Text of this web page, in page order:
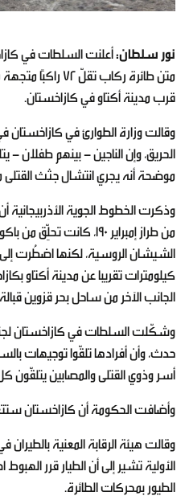
نور سلطان:
متن طائرة ركاب
قرب مدينة أكتاو في كازاخستان.
وقالت وزارة الطوارئ في كازاخستان
الحريق، وإن الناجين - بينهم طفلان
موضحة أنه يجري انتشال جثث القتلى
من طراز إمبراير 190، كانت
الشيشان الروسية، لكنها اضطُرت
كيلومترات تقريبا عن مدينة أكتاو
الجانب الآخر من ساحل بحر قزوين
وشكّلت السلطات في كازاخستان
حدث، وأن أفرادها تلقّوا توجيهات
أسر وذوي القتلى والمصابين يتلقّون
وأضافت الحكومة أن كازاخستان
وقالت هيئة الرقابة المعنية
الأولية تشير إلى أن الطيار قرر
الطيور بمحركات الطائرة.